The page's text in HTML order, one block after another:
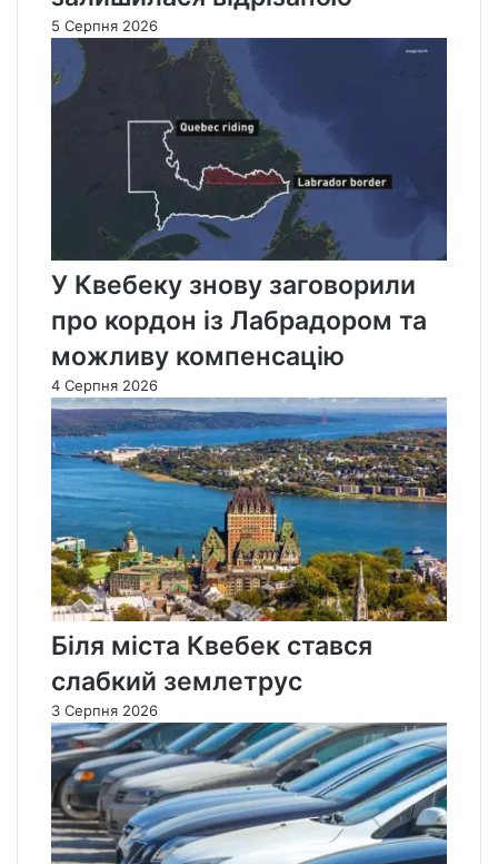
5 Серпня 2026
У Квебеку знову заговорили
про кордон із Лабрадором та
можливу компенсацію
4 Серпня 2026
Біля міста Квебек стався
слабкий землетрус
3 Серпня 2026